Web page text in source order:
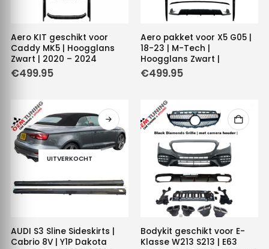
Aero KIT geschikt voor
Caddy MK5 | Hoogglans
Zwart | 2020 – 2024
€499.95
Aero pakket voor X5 G05 |
18-23 | M-Tech |
Hoogglans Zwart |
€499.95
UITVERKOCHT
AUDI S3 Sline Sideskirts |
Cabrio 8V | Y1P Dakota
Bodykit geschikt voor E-
Klasse W213 S213 | E63